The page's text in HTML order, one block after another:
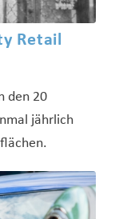
Retail
den 20
jährlich